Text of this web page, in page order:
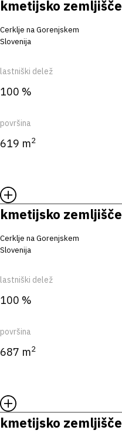
kmetijsko zemljišče
Cerklje na Gorenjskem
Slovenija
lastniški delež
100 %
površina
619 m2
kmetijsko zemljišče
Cerklje na Gorenjskem
Slovenija
lastniški delež
100 %
površina
687 m2
kmetijsko zemljišče